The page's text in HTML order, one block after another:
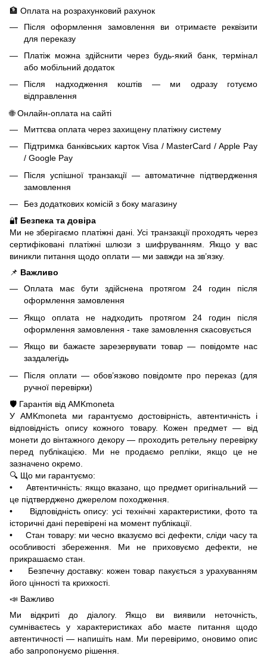
🏦 Оплата на розрахунковий рахунок
Після оформлення замовлення ви отримаєте реквізити
для переказу
Платіж можна здійснити через будь-який банк, термінал
або мобільний додаток
Після надходження коштів — ми одразу готуємо
відправлення
🌐 Онлайн-оплата на сайті
Миттєва оплата через захищену платіжну систему
Підтримка банківських карток Visa / MasterCard / Apple Pay
/ Google Pay
Після успішної транзакції — автоматичне підтвердження
замовлення
Без додаткових комісій з боку магазину
🔐 Безпека та довіра
Ми не зберігаємо платіжні дані. Усі транзакції проходять через
сертифіковані платіжні шлюзи з шифруванням. Якщо у вас
виникли питання щодо оплати — ми завжди на зв’язку.
📌 Важливо
Оплата має бути здійснена протягом 24 годин після
оформлення замовлення
Якщо оплата не надходить протягом 24 годин після
оформлення замовлення - таке замовлення скасовується
Якщо ви бажаєте зарезервувати товар — повідомте нас
заздалегідь
Після оплати — обов’язково повідомте про переказ (для
ручної перевірки)
🛡️ Гарантія від AMKmoneta
У AMKmoneta ми гарантуємо достовірність, автентичність і
відповідність опису кожного товару. Кожен предмет — від
монети до вінтажного декору — проходить ретельну перевірку
перед публікацією. Ми не продаємо репліки, якщо це не
зазначено окремо.
🔍 Що ми гарантуємо:
• Автентичність: якщо вказано, що предмет оригінальний —
це підтверджено джерелом походження.
• Відповідність опису: усі технічні характеристики, фото та
історичні дані перевірені на момент публікації.
• Стан товару: ми чесно вказуємо всі дефекти, сліди часу та
особливості збереження. Ми не приховуємо дефекти, не
прикрашаємо стан.
• Безпечну доставку: кожен товар пакується з урахуванням
його цінності та крихкості.
📣 Важливо
Ми відкриті до діалогу. Якщо ви виявили неточність,
сумніваєтесь у характеристиках або маєте питання щодо
автентичності — напишіть нам. Ми перевіримо, оновимо опис
або запропонуємо рішення.